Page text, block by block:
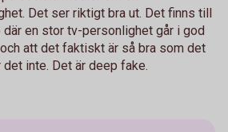
Det ser riktigt bra ut. Det finns till
en stor tv-personlighet går i god
att det faktiskt är så bra som det
det inte. Det är deep fake.